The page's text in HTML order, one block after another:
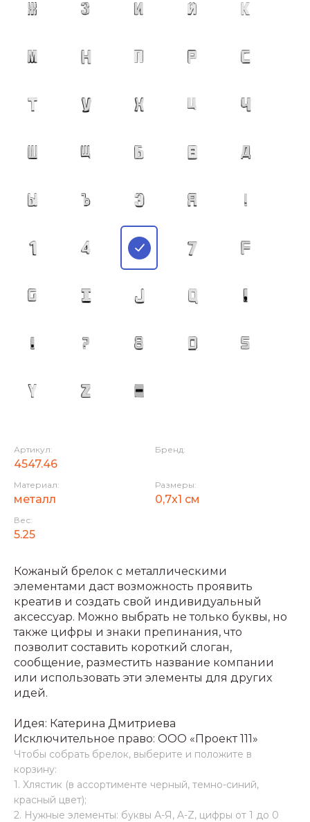
Артикул:
4547.46
Бренд:
Материал:
металл
Размеры:
0,7х1 см
Вес:
5.25
Кожаный брелок с металлическими
элементами даст возможность проявить
креатив и создать свой индивидуальный
аксессуар. Можно выбрать не только буквы, но
также цифры и знаки препинания, что
позволит составить короткий слоган,
сообщение, разместить название компании
или использовать эти элементы для других
идей.
Идея: Катерина Дмитриева
Исключительное право: ООО «Проект 111»
Чтобы собрать брелок, выберите и положите в
корзину:
1. Хлястик (в ассортименте черный, темно-синий,
красный цвет);
2. Нужные элементы: буквы А-Я, A-Z, цифры от 1 до 0